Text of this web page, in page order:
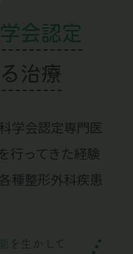
会認定
治療
学会認定専門医
行ってきた経験
種整形外科疾患
を生かして